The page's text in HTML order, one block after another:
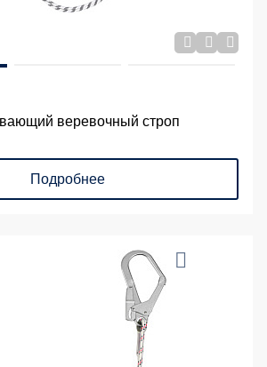
веревочный строп
Подробнее